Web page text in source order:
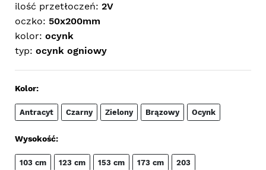
ilość przetłoczeń: 2V
oczko: 50x200mm
kolor: ocynk
typ: ocynk ogniowy
Kolor:
Antracyt Czarny Zielony Brązowy Ocynk
Wysokość:
103 cm 123 cm 153 cm 173 cm 203